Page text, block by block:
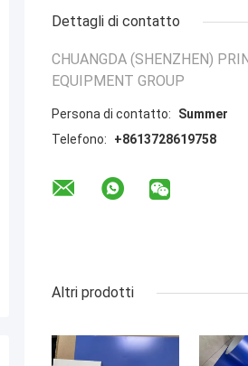
Dettagli di contatto
CHUANGDA (SHENZHEN)
EQUIPMENT GROUP
Persona di contatto:
Summer
Telefono:
+8613728619758
Altri prodotti